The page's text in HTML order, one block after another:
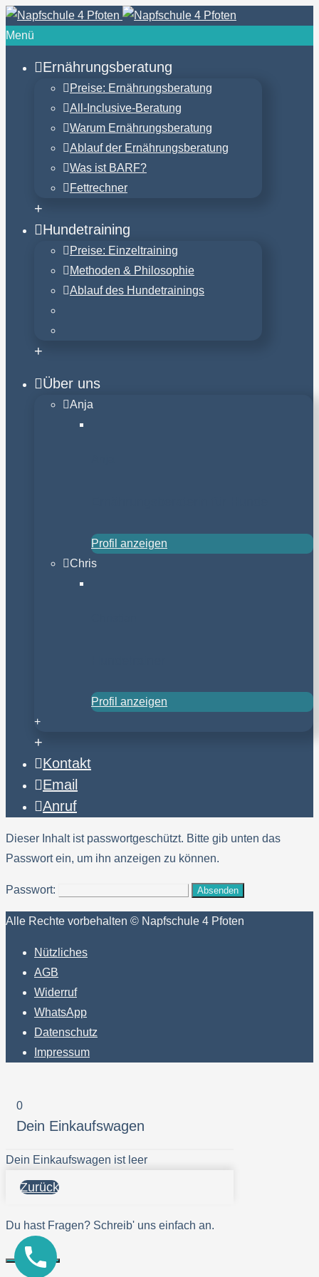
Menü
Ernährungsberatung
Preise: Ernährungsberatung
All-Inclusive-Beratung
Warum Ernährungsberatung
Ablauf der Ernährungsberatung
Was ist BARF?
Fettrechner
+
Hundetraining
Preise: Einzeltraining
Methoden & Philosophie
Ablauf des Hundetrainings
+
Über uns
Anja
Profil anzeigen
Chris
Profil anzeigen
+
+
Kontakt
Email
Anruf
Dieser Inhalt ist passwortgeschützt. Bitte gib unten das
Passwort ein, um ihn anzeigen zu können.
Passwort:
Alle Rechte vorbehalten © Napfschule 4 Pfoten
Nützliches
AGB
Widerruf
WhatsApp
Datenschutz
Impressum
0
Dein Einkaufswagen
Dein Einkaufswagen ist leer
Zurück
Du hast Fragen? Schreib' uns einfach an.